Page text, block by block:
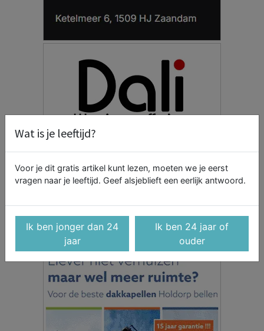
Wat is je leeftijd?
Voor je dit gratis artikel kunt lezen, moeten we je eerst
vragen naar je leeftijd. Geef alsjeblieft een eerlijk antwoord.
Ik ben jonger dan 24
jaar
Ik ben 24 jaar of
ouder